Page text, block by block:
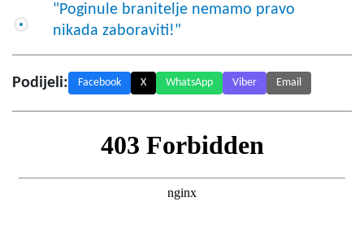
"Poginule branitelje nemamo pravo
nikada zaboraviti!"
Podijeli: Facebook X WhatsApp Viber Email